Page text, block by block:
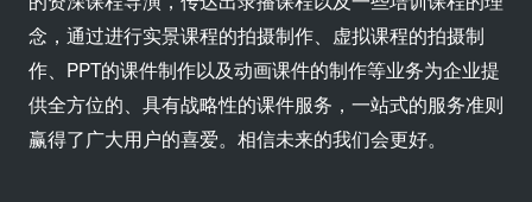
念，通过进行实景课程的拍摄制作、虚拟课程的拍摄制
作、PPT的课件制作以及动画课件的制作等业务为企业提
供全方位的、具有战略性的课件服务，一站式的服务准则
赢得了广大用户的喜爱。相信未来的我们会更好。